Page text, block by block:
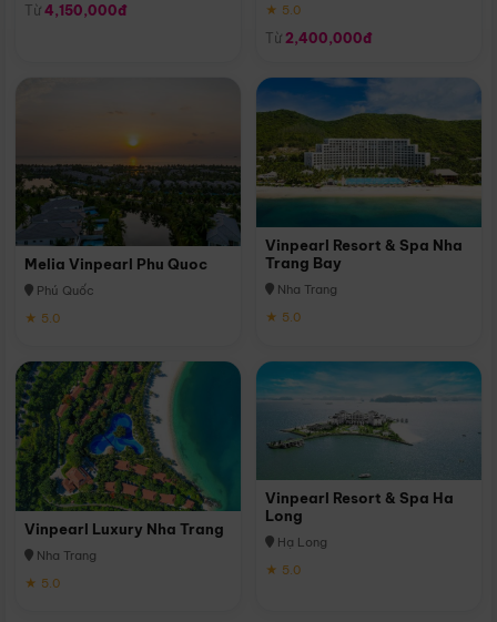
Từ 4,150,000đ
★ 5.0
Từ 2,400,000đ
Melia Vinpearl Phu Quoc
Phú Quốc
★ 5.0
Vinpearl Resort & Spa Nha
Trang Bay
Nha Trang
★ 5.0
Vinpearl Luxury Nha Trang
Nha Trang
★ 5.0
Vinpearl Resort & Spa Ha
Long
Hạ Long
★ 5.0